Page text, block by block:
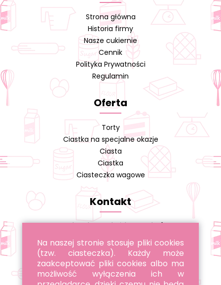
Strona główna
Historia firmy
Nasze cukiernie
Cennik
Polityka Prywatności
Regulamin
Oferta
Torty
Ciastka na specjalne okazje
Ciasta
Ciastka
Ciasteczka wagowe
Kontakt
Cukiernia A. Cieślikowski s.j.
tel. 22 643 96 22
tel. 885 051 051
Na naszej stronie stosuje pliki cookies
(tzw. ciasteczka). Każdy może
zaakceptować pliki cookies albo ma
możliwość wyłączenia ich w